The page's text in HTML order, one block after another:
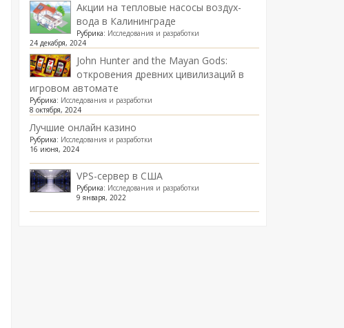
Акции на тепловые насосы воздух-
вода в Калининграде
Рубрика: Исследования и разработки
24 декабря, 2024
John Hunter and the Mayan Gods:
откровения древних цивилизаций в
игровом автомате
Рубрика: Исследования и разработки
8 октября, 2024
Лучшие онлайн казино
Рубрика: Исследования и разработки
16 июня, 2024
VPS-сервер в США
Рубрика: Исследования и разработки
9 января, 2022